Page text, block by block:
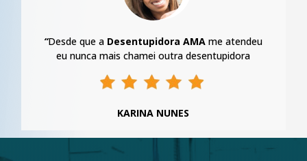
“Desde que a Desentupidora AMA me atendeu
eu nunca mais chamei outra desentupidora
KARINA NUNES